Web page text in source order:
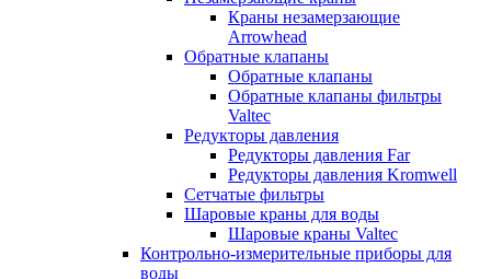
Краны незамерзающие
Arrowhead
Обратные клапаны
Обратные клапаны
Обратные клапаны фильтры
Valtec
Редукторы давления
Редукторы давления Far
Редукторы давления Kromwell
Сетчатые фильтры
Шаровые краны для воды
Шаровые краны Valtec
Контрольно-измерительные приборы для
воды